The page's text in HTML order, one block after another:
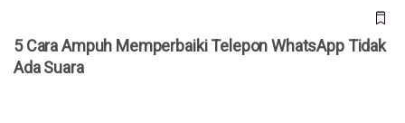
5 Cara Ampuh Memperbaiki Telepon WhatsApp Tidak
Ada Suara